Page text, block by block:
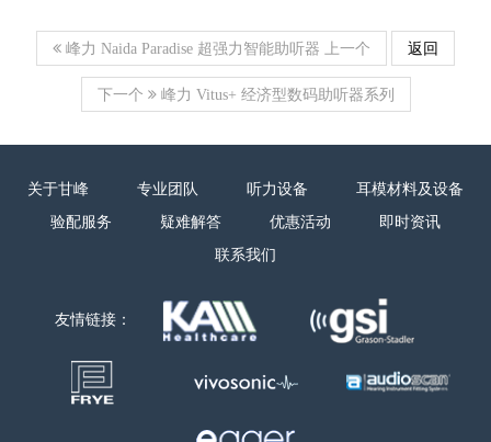
峰力 Naida Paradise 超强力智能助听器 上一个 返回
下一个 峰力 Vitus+ 经济型数码助听器系列
关于甘峰 专业团队 听力设备
耳模材料及设备
验配服务
疑难解答 优惠活动
即时资讯
联系我们
友情链接：